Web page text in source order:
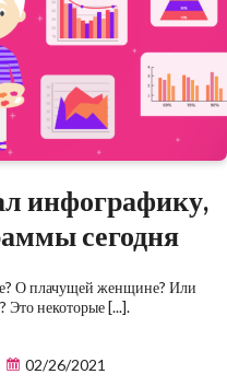
инфографику,
сегодня
О плачущей женщине? Или
некоторые [...].
02/26/2021